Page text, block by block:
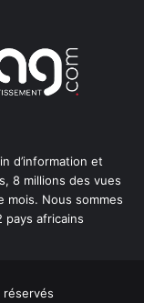
d’information et
8 millions des vues
mois. Nous sommes
pays africains